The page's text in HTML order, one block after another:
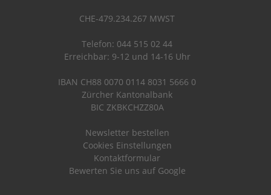
CHE-479.234.267 MWST
Telefon: 044 515 02 44
Erreichbar: 9-12 und 14-16 Uhr
IBAN CH88 0070 0114 8031 5666 0
Zürcher Kantonalbank
BIC ZKBKCHZZ80A
Newsletter bestellen
Cookies Einstellungen
Kontaktformular
Bewerten Sie uns auf Google